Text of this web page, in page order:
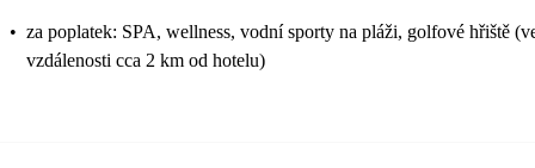
• za poplatek: SPA, wellness, vodní sporty na pláži, golfové hřiště
vzdálenosti cca 2 km od hotelu)